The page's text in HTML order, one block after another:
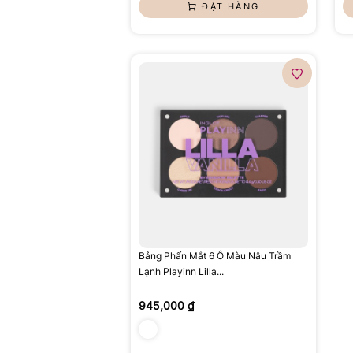
ĐẶT HÀNG
Bảng Phấn Mắt 6 Ô Màu Nâu Trầm
Lạnh Playinn Lilla...
945,000 ₫